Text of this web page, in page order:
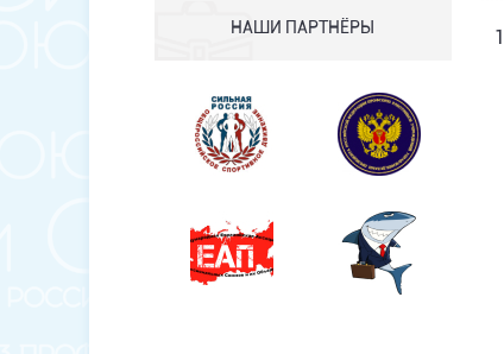
НАШИ ПАРТНЁРЫ 1